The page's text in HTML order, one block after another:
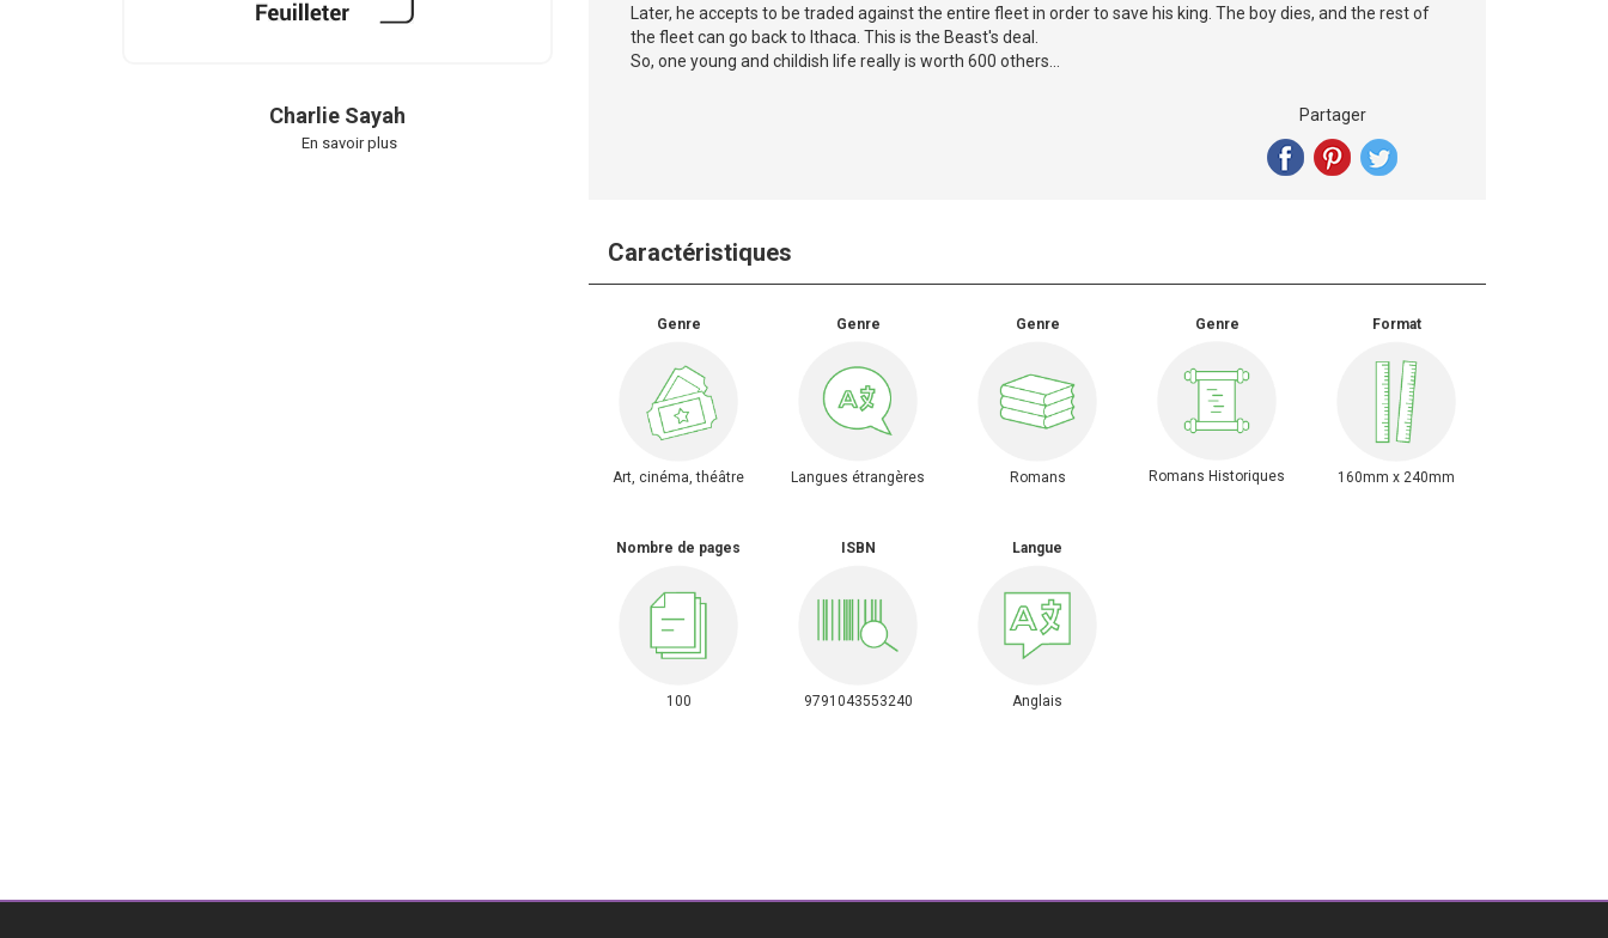
Charlie Sayah
En savoir plus
Later, he accepts to be traded against the entire fleet in order to save his king. The boy dies, and the rest of
the fleet can go back to Ithaca. This is the Beast's deal.
So, one young and childish life really is worth 600 others...
Partager
Caractéristiques
Genre
Art, cinéma, théâtre
Genre
Langues étrangères
Genre
Romans
Genre
Romans Historiques
Format
160mm x 240mm
Nombre de pages
100
ISBN
9791043553240
Langue
Anglais